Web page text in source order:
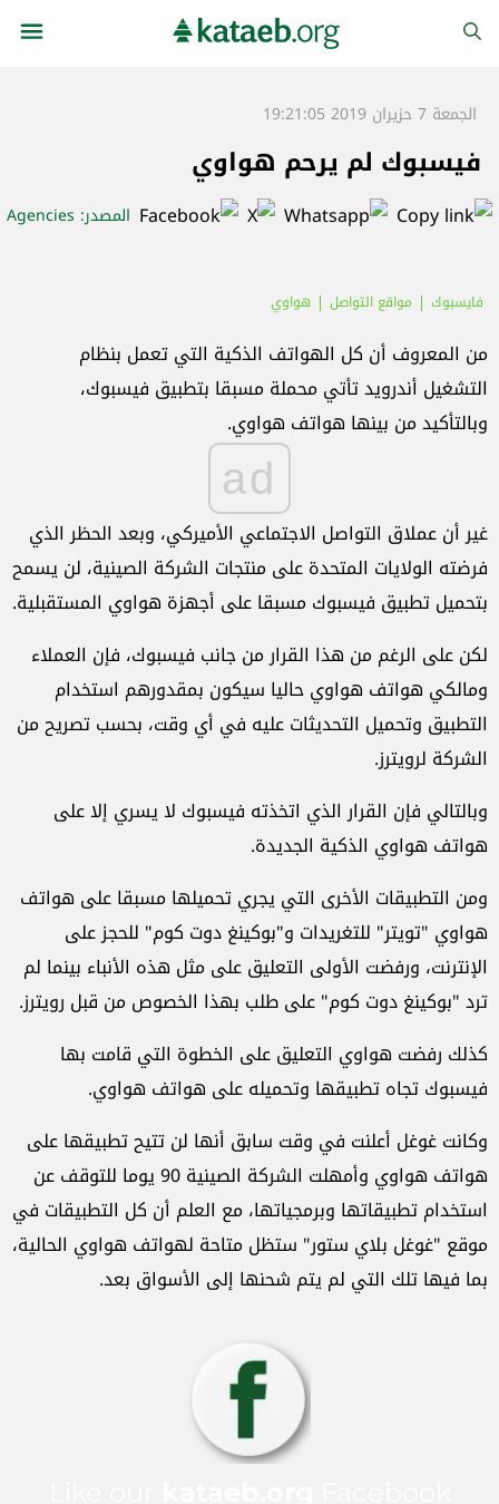
الجمعة 7 حزيران 2019 19:21:05
فيسبوك لم يرحم هواوي
المصدر: Agencies
فايسبوك مواقع التواصل هواوي
من المعروف أن كل الهواتف الذكية التي تعمل بنظام
التشغيل أندرويد تأتي محملة مسبقا بتطبيق فيسبوك،
وبالتأكيد من بينها هواتف هواوي.
ad
غير أن عملاق التواصل الاجتماعي الأميركي، وبعد الحظر الذي
فرضته الولايات المتحدة على منتجات الشركة الصينية، لن يسمح
بتحميل تطبيق فيسبوك مسبقا على أجهزة هواوي المستقبلية.
لكن على الرغم من هذا القرار من جانب فيسبوك، فإن العملاء
ومالكي هواتف هواوي حاليا سيكون بمقدورهم استخدام
التطبيق وتحميل التحديثات عليه في أي وقت، بحسب تصريح من
الشركة لرويترز.
وبالتالي فإن القرار الذي اتخذته فيسبوك لا يسري إلا على
هواتف هواوي الذكية الجديدة.
ومن التطبيقات الأخرى التي يجري تحميلها مسبقا على هواتف
هواوي "تويتر" للتغريدات و"بوكينغ دوت كوم" للحجز على
الإنترنت، ورفضت الأولى التعليق على مثل هذه الأنباء بينما لم
ترد "بوكينغ دوت كوم" على طلب بهذا الخصوص من قبل رويترز.
كذلك رفضت هواوي التعليق على الخطوة التي قامت بها
فيسبوك تجاه تطبيقها وتحميله على هواتف هواوي.
وكانت غوغل أعلنت في وقت سابق أنها لن تتيح تطبيقها على
هواتف هواوي وأمهلت الشركة الصينية 90 يوما للتوقف عن
استخدام تطبيقاتها وبرمجياتها، مع العلم أن كل التطبيقات في
موقع "غوغل بلاي ستور" ستظل متاحة لهواتف هواوي الحالية،
بما فيها تلك التي لم يتم شحنها إلى الأسواق بعد.